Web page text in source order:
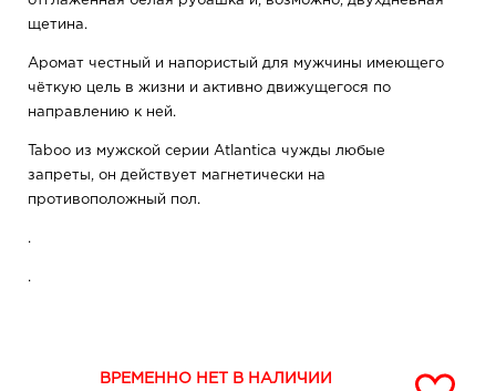
щетина.
Аромат честный и напористый для мужчины имеющего
чёткую цель в жизни и активно движущегося по
направлению к ней.
Taboo из мужской серии Atlantica чужды любые
запреты, он действует магнетически на
противоположный пол.
.
.
ВРЕМЕННО НЕТ В НАЛИЧИИ